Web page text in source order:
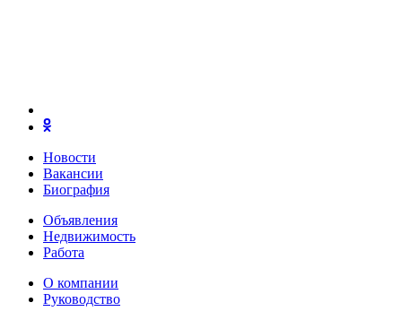
Новости
Вакансии
Биография
Объявления
Недвижимость
Работа
О компании
Руководство